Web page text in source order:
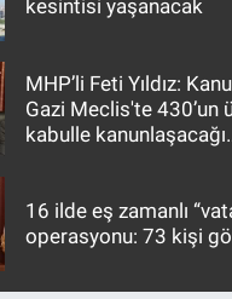
kesintisi yaşanacak
MHP’li Feti Yıldız:
Gazi Meclis'te 430’un
kabulle kanunlaşacağı
16 ilde eş zamanlı
operasyonu: 73 kişi